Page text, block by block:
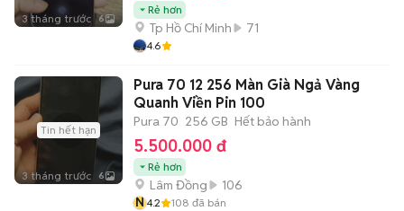
3 tháng trước 6
Rẻ hơn
Tp Hồ Chí Minh 71
4.6
Tin hết hạn
3 tháng trước 6
Pura 70 12 256 Màn Già Ngả Vàng
Quanh Viền Pin 100
Pura 70 256 GB Hết bảo hành
5.500.000 đ
Rẻ hơn
Lâm Đồng
106
N4.2 108 đã bán